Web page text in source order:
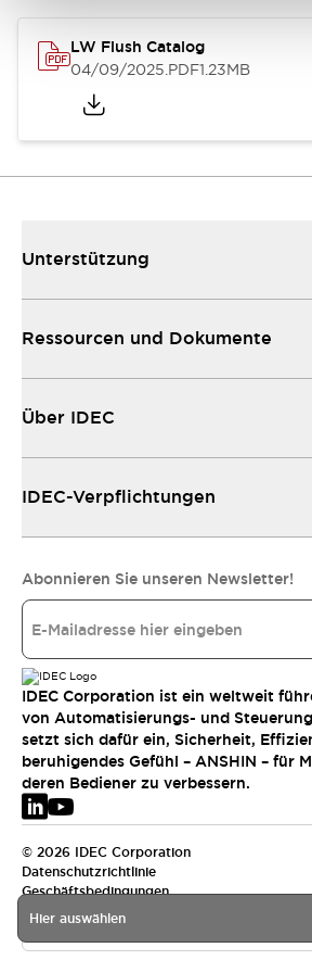
LW Flush Catalog
04/09/2025.PDF1.23MB
Hier auswählen
Unterstützung
Ressourcen und Dokumente
Über IDEC
IDEC-Verpflichtungen
Abonnieren Sie unseren Newsletter!
IDEC Corporation ist ein weltweit
von Automatisierungs- und
setzt sich dafür ein, Sicherheit,
beruhigendes Gefühl – ANSHIN – für
deren Bediener zu verbessern.
© 2026 IDEC Corporation
Datenschutzrichtlinie
Geschäftsbedingungen
EMEA